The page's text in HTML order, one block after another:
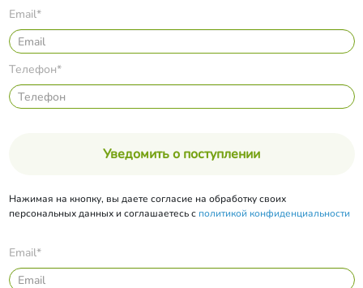
Email*
Телефон*
Уведомить о поступлении
Нажимая на кнопку, вы даете согласие на обработку своих
персональных данных и соглашаетесь с политикой конфиденциальности
Email*